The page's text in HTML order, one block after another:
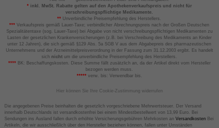
*inkl. MwSt. Rabatte gelten auf den Apothekenverkaufspreis und nicht für
verschreibungspflichtige Medikamente.
** Unverbindliche Preisempfehlung des Herstellers.
*** Verkaufspreis gemäß Lauer-Taxe; verbindlicher Abrechnungspreis nach der Großen Deutschen
Spezialitätentaxe (sog. Lauer-Taxe) bei Abgabe von nicht verschreibungspflichtigen Medikamenten zu
Lasten der gesetzlichen Krankenversicherungen (z.B. bei Verschreibung des Medikaments an Kinder
unter 12 Jahren), die sich gemäß §129 Abs. 5a SGB V aus dem Abgabepreis des pharmazeutischen
Unternehmens und der Arzneimittelpreisverordnung in der Fassung zum 31.12.2003 ergibt. Es handelt
sich nicht um die unverbindliche Preisempfehlung des Herstellers.
****BK: Beschaffungskosten. Diese Summe fällt zusätzlich an, da der Artikel direkt vom Hersteller
bezogen werden muss.
*****verw. bis: Verwendbar bis.
Hier können Sie Ihre Cookie-Zustimmung widerrufen
Die angegebenen Preise beinhalten die gesetzlich vorgeschriebene Mehrwertsteuer. Der Versand
innerhalb Deutschlands ist versandkostenfrei bei einem Mindestbestellwert von 13,99 Euro. Bei
Sendungen ins Ausland fallen durch erhöhte Versicherungsgebühren Mehrkosten an VersandkostenBei
Artikeln, die wir ausschließlich über den Hersteller beziehen können, fallen unter Umständen